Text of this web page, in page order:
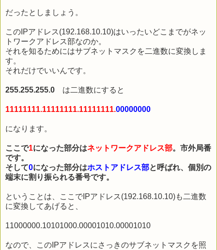
だったとしましょう。
このIPアドレス(192.168.10.10)はいったいどこまでがネッ
トワークアドレス部なのか。
それを知るためにはサブネットマスクを二進数に変換しま
す。
それだけでいいんです。
255.255.255.0 は二進数にすると
11111111.11111111.11111111.00000000
になります。
ここで1になった部分はネットワークアドレス部。市外局番
です。
そして0になった部分はホストアドレス部と呼ばれ、個別の
端末に割り振られる番号です。
ということは、ここでIPアドレス(192.168.10.10)も二進数
に変換してあげると、
11000000.10101000.00001010.00001010
なので、このIPアドレスにさっきのサブネットマスクを照